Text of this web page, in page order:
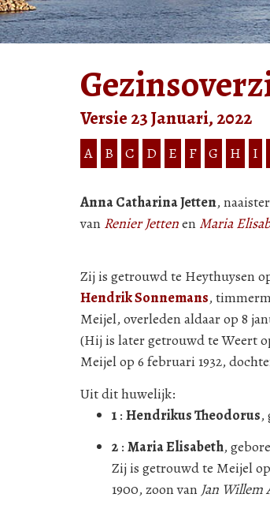
Versie 23 Januari, 2022
A B C D E F G H I
Anna Catharina Jetten,
van Renier Jettenen Maria
Zij is getrouwd te Heythuysen
Hendrik Sonnemans,
Meijel, overleden aldaar op 8
(Hij is later getrouwd te Weert
Meijel op 6 februari 1932,
Uit dit huwelijk:
1 : Hendrikus Theodorus,
2 : Maria Elisabeth,
Zij is getrouwd te Meijel
1900, zoon van Jan Willem